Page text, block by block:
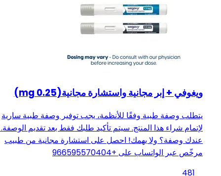
ويغوفي + إبر مجانية واستشارة مجانية(0.25 mg)
يتطلب وصفة طبية وفقًا للأنظمة، يجب توفير وصفة طبية سارية
لإتمام شراء هذا المنتج. سيتم تأكيد طلبك فقط بعد تقديم
عندك وصفة؟ ولا يهمك! احصل على استشارة مجانية من طبيب
مرخّص عبر الواتساب على +966595570404
481